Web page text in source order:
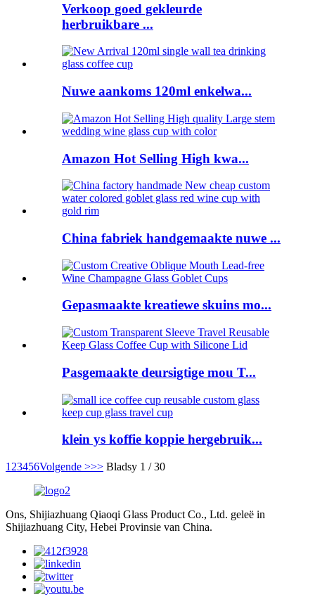
Verkoop goed gekleurde
herbruikbare ...
Nuwe aankoms 120ml enkelwa...
Amazon Hot Selling High kwa...
China fabriek handgemaakte nuwe ...
Gepasmaakte kreatiewe skuins mo...
Pasgemaakte deursigtige mou T...
klein ys koffie koppie hergebruik...
1 23456Volgende >>> Bladsy 1 / 30
Ons, Shijiazhuang Qiaoqi Glass Product Co., Ltd. geleë in
Shijiazhuang City, Hebei Provinsie van China.